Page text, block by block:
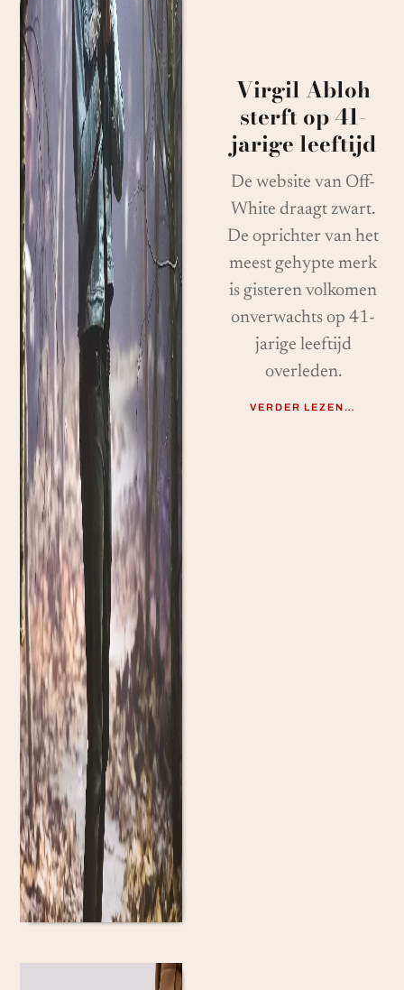
Virgil Abloh
sterft op 41-
jarige leeftijd
De website van Off-
White draagt ​​zwart.
De oprichter van het
meest gehypte merk
is gisteren volkomen
onverwachts op 41-
jarige leeftijd
overleden.
VERDER LEZEN…